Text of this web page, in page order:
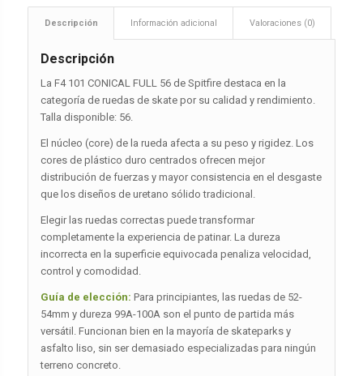
Descripción Información adicional Valoraciones (0)
Descripción
La F4 101 CONICAL FULL 56 de Spitfire destaca en la
categoría de ruedas de skate por su calidad y rendimiento.
Talla disponible: 56.
El núcleo (core) de la rueda afecta a su peso y rigidez. Los
cores de plástico duro centrados ofrecen mejor
distribución de fuerzas y mayor consistencia en el desgaste
que los diseños de uretano sólido tradicional.
Elegir las ruedas correctas puede transformar
completamente la experiencia de patinar. La dureza
incorrecta en la superficie equivocada penaliza velocidad,
control y comodidad.
Guía de elección: Para principiantes, las ruedas de 52-
54mm y dureza 99A-100A son el punto de partida más
versátil. Funcionan bien en la mayoría de skateparks y
asfalto liso, sin ser demasiado especializadas para ningún
terreno concreto.